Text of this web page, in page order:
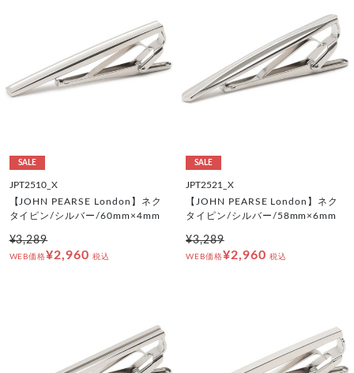
SALE
JPT2510_X
【JOHN PEARSE London】ネク
タイピン/シルバー/60mm×4mm
¥3,289
WEB価格¥2,960 税込
SALE
JPT2521_X
【JOHN PEARSE London】ネク
タイピン/シルバー/58mm×6mm
¥3,289
WEB価格¥2,960 税込